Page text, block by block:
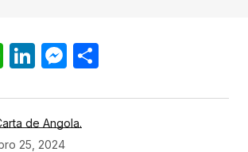
WhatsApp
LinkedIn
Messenger
de Angola.
25, 2024